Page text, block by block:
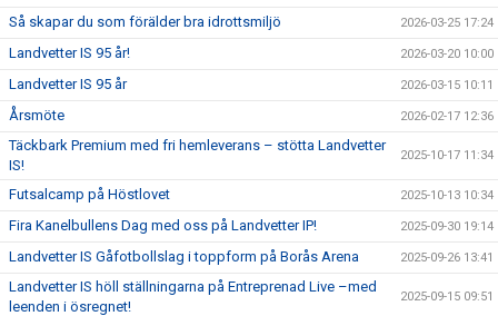
Så skapar du som förälder bra idrottsmiljö 2026-03-25 17:24
Landvetter IS 95 år! 2026-03-20 10:00
Landvetter IS 95 år 2026-03-15 10:11
Årsmöte 2026-02-17 12:36
Täckbark Premium med fri hemleverans – stötta Landvetter
IS!
2025-10-17 11:34
Futsalcamp på Höstlovet 2025-10-13 10:34
Fira Kanelbullens Dag med oss på Landvetter IP! 2025-09-30 19:14
Landvetter IS Gåfotbollslag i toppform på Borås Arena 2025-09-26 13:41
Landvetter IS höll ställningarna på Entreprenad Live –med
leenden i ösregnet!
2025-09-15 09:51